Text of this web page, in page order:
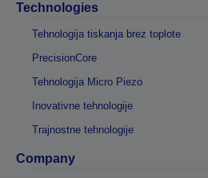
Technologies
Tehnologija tiskanja brez toplote
PrecisionCore
Tehnologija Micro Piezo
Inovativne tehnologije
Trajnostne tehnologije
Company